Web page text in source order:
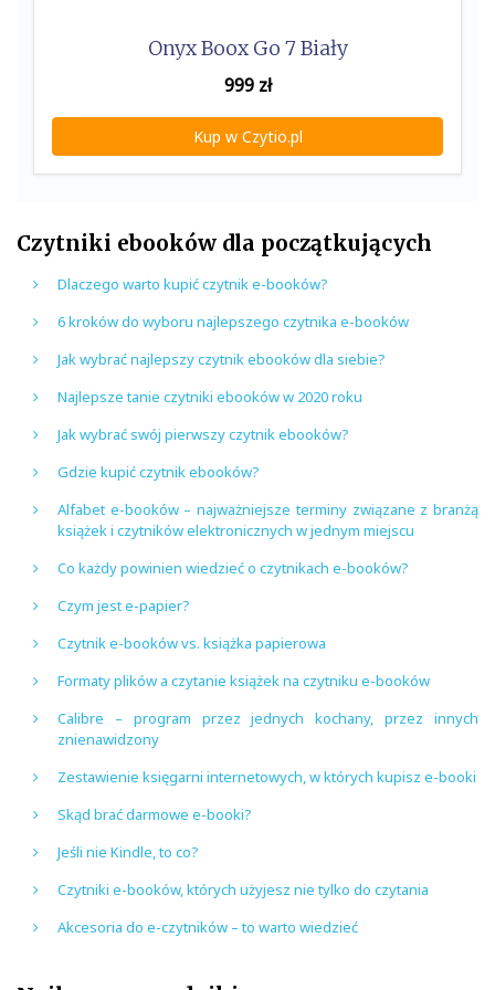
Onyx Boox Go 7 Biały
999zł
Kup w Czytio.pl
Czytniki ebooków dla początkujących
Dlaczego warto kupić czytnik e-booków?
6 kroków do wyboru najlepszego czytnika e-booków
Jak wybrać najlepszy czytnik ebooków dla siebie?
Najlepsze tanie czytniki ebooków w 2020 roku
Jak wybrać swój pierwszy czytnik ebooków?
Gdzie kupić czytnik ebooków?
Alfabet e-booków – najważniejsze terminy związane z branżą
książek i czytników elektronicznych w jednym miejscu
Co każdy powinien wiedzieć o czytnikach e-booków?
Czym jest e-papier?
Czytnik e-booków vs. książka papierowa
Formaty plików a czytanie książek na czytniku e-booków
Calibre – program przez jednych kochany, przez innych
znienawidzony
Zestawienie księgarni internetowych, w których kupisz e-booki
Skąd brać darmowe e-booki?
Jeśli nie Kindle, to co?
Czytniki e-booków, których użyjesz nie tylko do czytania
Akcesoria do e-czytników – to warto wiedzieć